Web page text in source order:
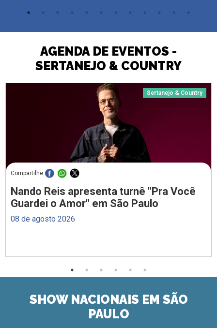
AGENDA DE EVENTOS -
SERTANEJO & COUNTRY
Sertanejo & Country
Compartilhe
Nando Reis apresenta turnê "Pra Você
Guardei o Amor" em São Paulo
08 de agosto 2026
SHOW NACIONAIS EM SÃO
PAULO